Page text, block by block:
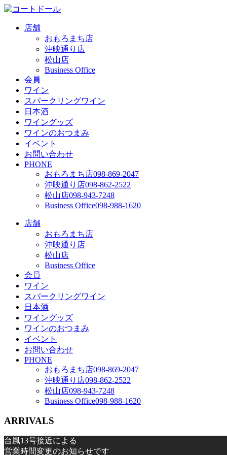
店舗
おもろまち店
沖映通り店
松山店
Business Office
会員
ワイン
スパークリングワイン
日本酒
ワイングッズ
ワインのおつまみ
イベント
お問い合わせ
PHONE
おもろまち店098-869-2047
沖映通り店098-862-2522
松山店098-943-7248
Business Office098-988-1620
店舗
おもろまち店
沖映通り店
松山店
Business Office
会員
ワイン
スパークリングワイン
日本酒
ワイングッズ
ワインのおつまみ
イベント
お問い合わせ
PHONE
おもろまち店098-869-2047
沖映通り店098-862-2522
松山店098-943-7248
Business Office098-988-1620
ARRIVALS
台風13号接近による
営業時間変更のお知らせです